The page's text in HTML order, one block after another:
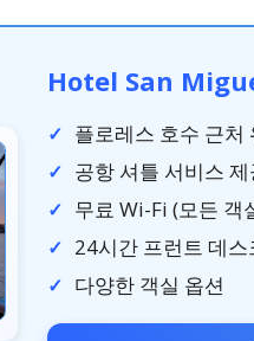
Hotel San
플로레스 호수 근처
공항 셔틀 서비스 제
무료 Wi-Fi (모든 객
24시간 프런트 데스
다양한 객실 옵션